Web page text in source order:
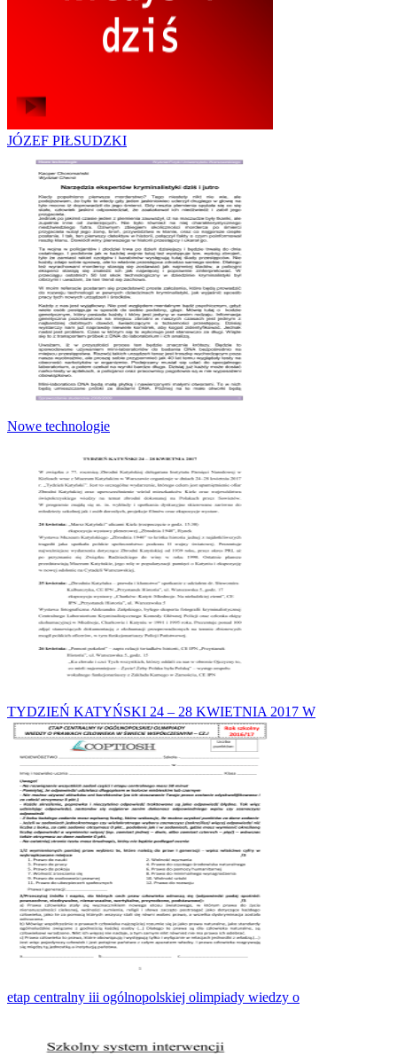
JÓZEF PIŁSUDZKI
Nowe technologie
TYDZIEŃ KATYŃSKI 24 – 28 KWIETNIA 2017 W
etap centralny iii ogólnopolskiej olimpiady wiedzy o